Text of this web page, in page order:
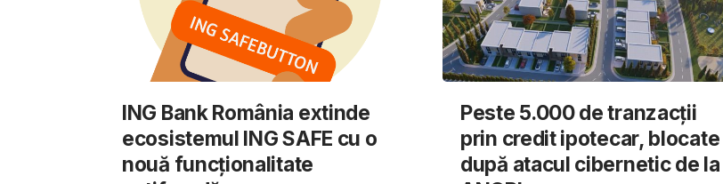
ING Bank România extinde
ecosistemul ING SAFE cu o
nouă funcționalitate
Peste 5.000 de tranzacții
prin credit ipotecar, blocate
după atacul cibernetic de la